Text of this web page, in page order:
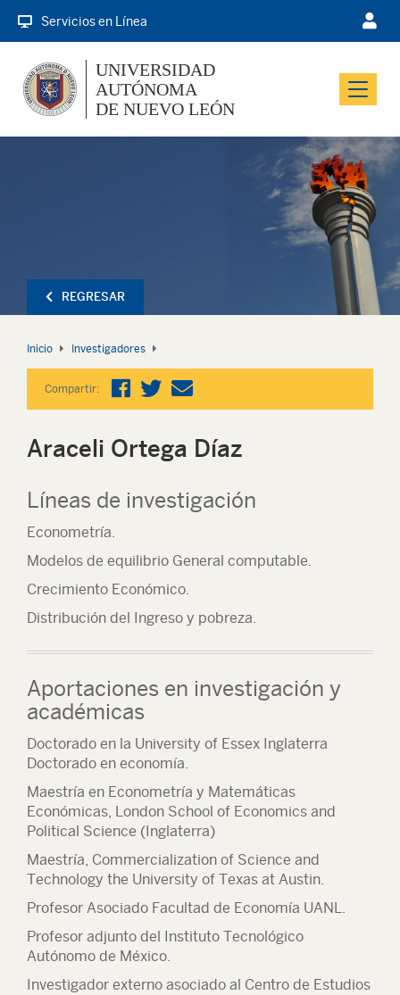
Servicios en Línea
Menu
UNIVERSIDAD
AUTÓNOMA
DE NUEVO LEÓN
REGRESAR
Inicio Investigadores
Compartir:
Araceli Ortega Díaz
Líneas de investigación
Econometría.
Modelos de equilibrio General computable.
Crecimiento Económico.
Distribución del Ingreso y pobreza.
Aportaciones en investigación y
académicas
Doctorado en la University of Essex Inglaterra
Doctorado en economía.
Maestría en Econometría y Matemáticas
Económicas, London School of Economics and
Political Science (Inglaterra)
Maestría, Commercialization of Science and
Technology the University of Texas at Austin.
Profesor Asociado Facultad de Economía UANL.
Profesor adjunto del Instituto Tecnológico
Autónomo de México.
Investigador externo asociado al Centro de Estudios